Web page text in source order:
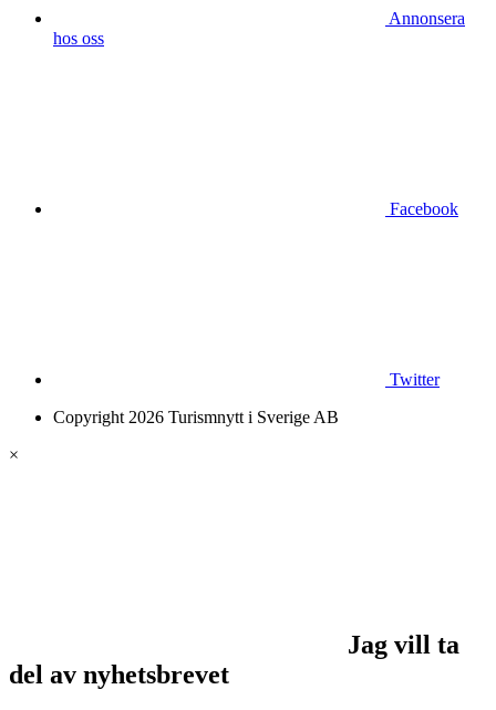
Annonsera
hos oss
Facebook
Twitter
Copyright 2026 Turismnytt i Sverige AB
×
Jag vill ta
del av nyhetsbrevet